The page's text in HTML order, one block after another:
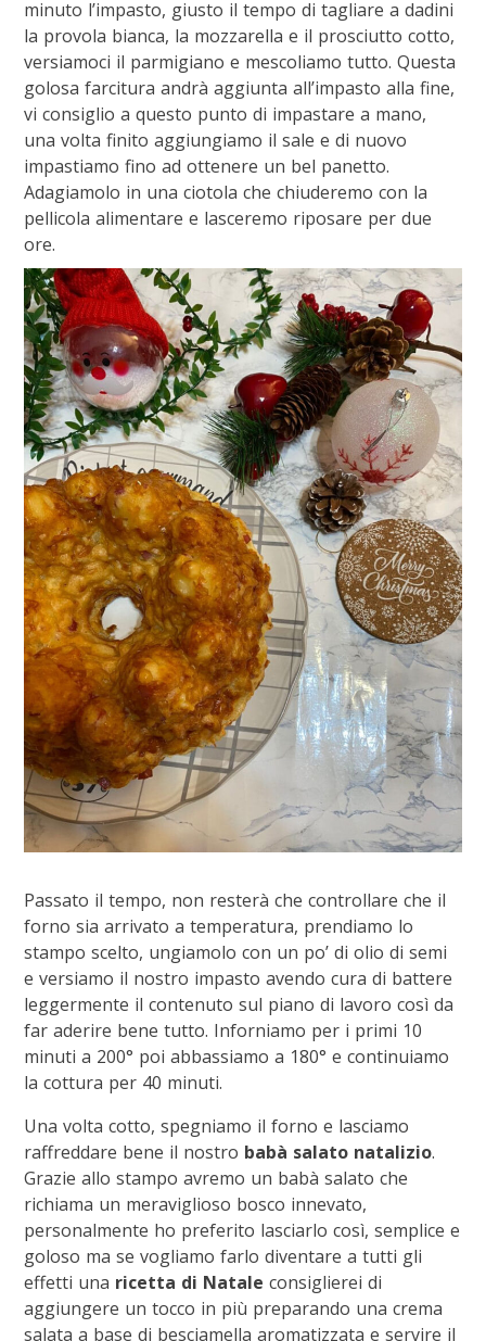
minuto l’impasto, giusto il tempo di tagliare a dadini
la provola bianca, la mozzarella e il prosciutto cotto,
versiamoci il parmigiano e mescoliamo tutto. Questa
golosa farcitura andrà aggiunta all’impasto alla fine,
vi consiglio a questo punto di impastare a mano,
una volta finito aggiungiamo il sale e di nuovo
impastiamo fino ad ottenere un bel panetto.
Adagiamolo in una ciotola che chiuderemo con la
pellicola alimentare e lasceremo riposare per due
ore.
Passato il tempo, non resterà che controllare che il
forno sia arrivato a temperatura, prendiamo lo
stampo scelto, ungiamolo con un po’ di olio di semi
e versiamo il nostro impasto avendo cura di battere
leggermente il contenuto sul piano di lavoro così da
far aderire bene tutto. Inforniamo per i primi 10
minuti a 200° poi abbassiamo a 180° e continuiamo
la cottura per 40 minuti.
Una volta cotto, spegniamo il forno e lasciamo
raffreddare bene il nostro babà salato natalizio.
Grazie allo stampo avremo un babà salato che
richiama un meraviglioso bosco innevato,
personalmente ho preferito lasciarlo così, semplice e
goloso ma se vogliamo farlo diventare a tutti gli
effetti una ricetta di Natale consiglierei di
aggiungere un tocco in più preparando una crema
salata a base di besciamella aromatizzata e servire il